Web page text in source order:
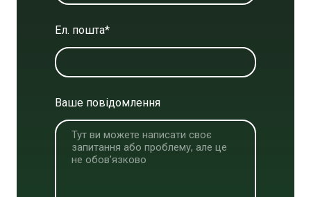
Ел. пошта*
Ваше повідомлення